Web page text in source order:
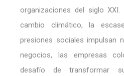
organizaciones del siglo
cambio climático, la
presiones sociales impulsan
negocios, las empresas
desafío de transformar